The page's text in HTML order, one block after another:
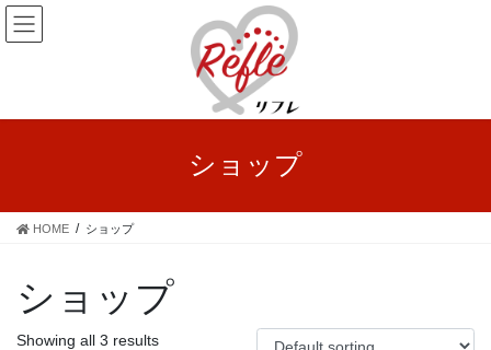
コ
ン
へ
プ
ナ
ビ
ョ
動
ショップ
HOME ショップ
ショップ
Showing all 3 results